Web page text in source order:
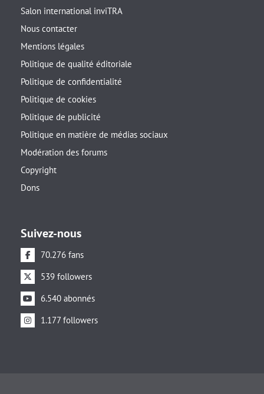
Salon international inviTRA
Nous contacter
Mentions légales
Politique de qualité éditoriale
Politique de confidentialité
Politique de cookies
Politique de publicité
Politique en matière de médias sociaux
Modération des forums
Copyright
Dons
Suivez-nous
70.276 fans
539 followers
6.540 abonnés
1.177 followers